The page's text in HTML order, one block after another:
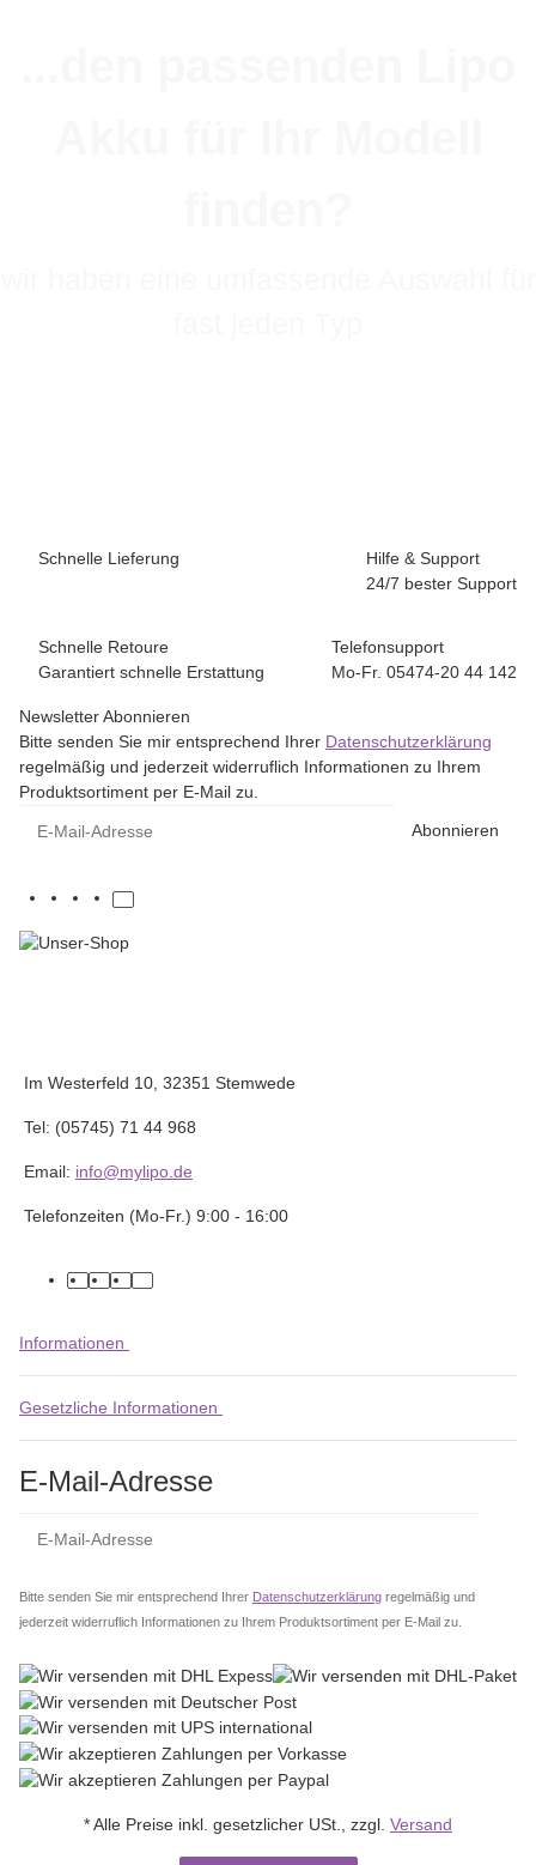
Schnelle Lieferung
Hilfe & Support
24/7 bester Support
Schnelle Retoure
Garantiert schnelle Erstattung
Telefonsupport
Mo-Fr. 05474-20 44 142
Newsletter Abonnieren
Bitte senden Sie mir entsprechend Ihrer Datenschutzerklärung
regelmäßig und jederzeit widerruflich Informationen zu Ihrem
Produktsortiment per E-Mail zu.
Abonnieren
Im Westerfeld 10, 32351 Stemwede
Tel: (05745) 71 44 968
Email: info@mylipo.de
Telefonzeiten (Mo-Fr.) 9:00 - 16:00
facebook
youtube
instagram
tiktok
Informationen
Gesetzliche Informationen
E-Mail-Adresse
Bitte senden Sie mir entsprechend Ihrer Datenschutzerklärung regelmäßig und
jederzeit widerruflich Informationen zu Ihrem Produktsortiment per E-Mail zu.
* Alle Preise inkl. gesetzlicher USt., zzgl. Versand